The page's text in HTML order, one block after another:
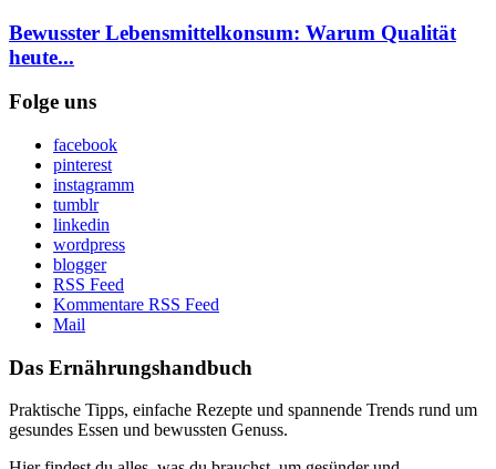
Bewusster Lebensmittelkonsum: Warum Qualität
heute...
Folge uns
facebook
pinterest
instagramm
tumblr
linkedin
wordpress
blogger
RSS Feed
Kommentare RSS Feed
Mail
Das Ernährungshandbuch
Praktische Tipps, einfache Rezepte und spannende Trends rund um
gesundes Essen und bewussten Genuss.